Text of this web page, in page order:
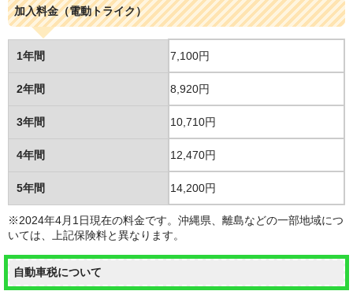
加入料金（電動トライク）
1年間 7,100円
2年間 8,920円
3年間 10,710円
4年間 12,470円
5年間 14,200円
※2024年4月1日現在の料金です。沖縄県、離島などの一部地域につ
いては、上記保険料と異なります。
自動車税について